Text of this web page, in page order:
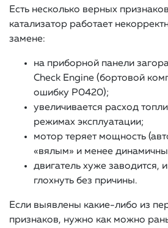
Есть несколько верных
катализатор работает
замене:
на приборной панели
Check Engine (бортовой
ошибку Р0420);
увеличивается расход
режимах эксплуатации;
мотор теряет мощность
«вялым» и менее
двигатель хуже заводится,
глохнуть без причины.
Если выявлены какие-либо из
признаков, нужно как можно